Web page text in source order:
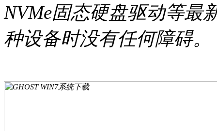
NVMe固态硬盘驱动等最
种设备时没有任何障碍。